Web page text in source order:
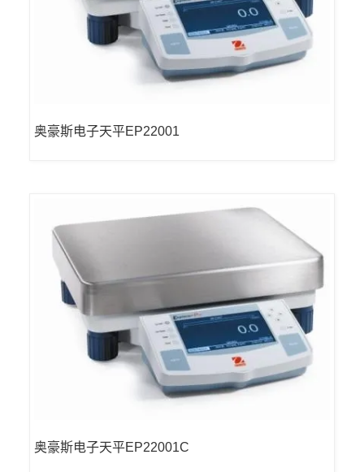
奥豪斯电子天平EP22001
奥豪斯电子天平EP22001C